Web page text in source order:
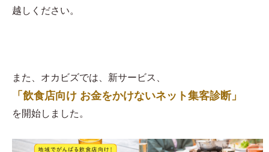
越しください。
また、オカビズでは、新サービス、
「飲食店向け お金をかけないネット集客診断」
を開始しました。